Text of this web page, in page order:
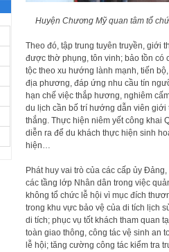
Huyện Chương Mỹ quan tâm tổ
Theo đó, tập trung tuyên truyền, giới
được thờ phụng, tôn vinh; bảo tồn có
tộc theo xu hướng lành mạnh, tiến
địa phương, đáp ứng nhu cầu tín
hạn chế việc thắp hương, nghiêm
du lịch cần bố trí hướng dẫn viên giới
thắng. Thực hiện niêm yết công khai
diễn ra để du khách thực hiện sinh
hiện…
Phát huy vai trò của các cấp ủy
các tầng lớp Nhân dân trong việc
không tổ chức lễ hội vì mục đích
trong khu vực bảo vệ của di tích lịch
di tích; phục vụ tốt khách tham quan
toàn giao thông, công tác vệ sinh an
lễ hội; tăng cường công tác kiểm tra